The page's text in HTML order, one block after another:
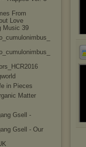
From
Love
Music 39
mulonimbus_
mulonimbus_
_HCR2016
in Pieces
Matter
Gsell -
Gsell - Our